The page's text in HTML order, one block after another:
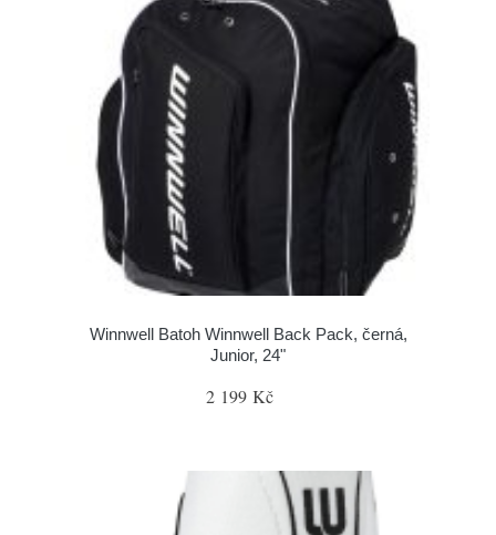
Winnwell Batoh Winnwell Back Pack, černá,
Junior, 24"
2 199 Kč